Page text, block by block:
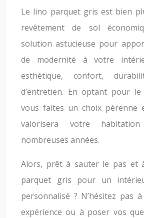
Le lino parquet gris est bien
revêtement de sol
solution astucieuse pour
de modernité à votre
esthétique, confort,
d’entretien. En optant pour
vous faites un choix pérenne
valorisera votre
nombreuses années.
Alors, prêt à sauter le pas et
parquet gris pour un
personnalisé ? N’hésitez pas
expérience ou à poser vos